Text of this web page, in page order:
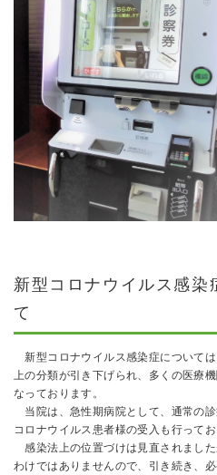
新型コロナウイルス感染
て
新型コロナウイルス感染症について
上の分類が引き下げられ、多くの医療
なっております。
当院は、急性期病院として、通常の
コロナウイルス患者様の受入も行ってお
感染法上の位置づけは見直されまし
わけではありませんので、引き続き、